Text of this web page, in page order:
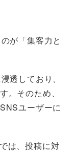
が「集客力と
透しており、
。そのため、
ユーザーに
は、投稿に対